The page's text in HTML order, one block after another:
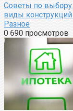
Советы по выбору
виды
Разное
0 690 просмотров